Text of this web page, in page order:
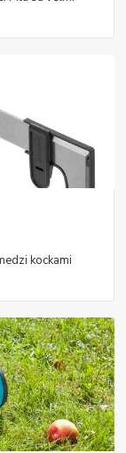
kockami